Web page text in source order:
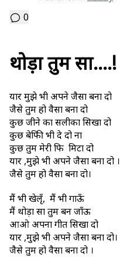
0
थोड़ा तुम सा….!
यार मुझे भी अपने जैसा बना दो
जैसे तुम हो वैसा बना दो
कुछ जीने का सलीका सिखा दो
कुछ बेफिक्री भी दे दो ना
कुछ तुम मेरी फिक्र मिटा दो
यार ,मुझे भी अपने जैसा बना दो ।
जैसे तुम हो वैसा बना दो।
मैं भी खेलृँ, मैं भी गाऊँ
मैं थोड़ा सा तुम बन जाँऊ
आओ अपना गीत सिखा दो
यार ,मुझे भी अपने जैसा बना दो।
जैसे तुम हो वैसा बना दो ।